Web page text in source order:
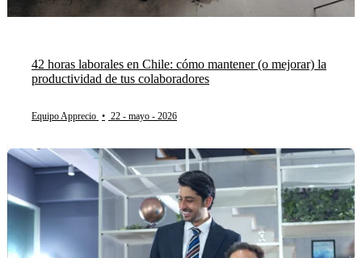
42 horas laborales en Chile: cómo mantener (o mejorar) la
productividad de tus colaboradores
Equipo Apprecio • 22 - mayo - 2026